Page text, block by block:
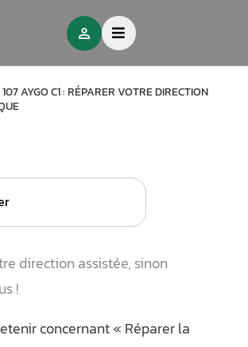
AYGO C1 : RÉPARER VOTRE DIRECTION
direction assistée, sinon
!
concernant « Réparer la